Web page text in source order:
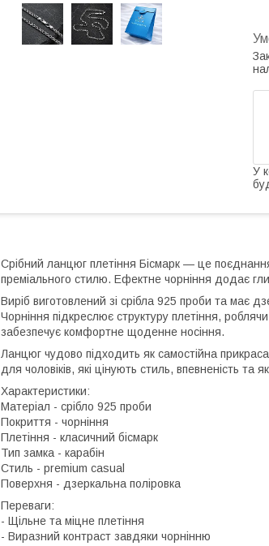
У
Срібний ланцюг плетіння Бісмарк — це
преміального стилю. Ефектне чорніння додає
Виріб виготовлений зі срібла 925 проби та має
Чорніння підкреслює структуру плетіння,
забезпечує комфортне щоденне носіння.
Ланцюг чудово підходить як самостійна
для чоловіків, які цінують стиль, впевненість та
Характеристики:
Матеріал - срібло 925 проби
Покриття - чорніння
Плетіння - класичний бісмарк
Тип замка - карабін
Стиль - premium casual
Поверхня - дзеркальна поліровка
Переваги:
- Щільне та міцне плетіння
- Виразний контраст завдяки чорнінню